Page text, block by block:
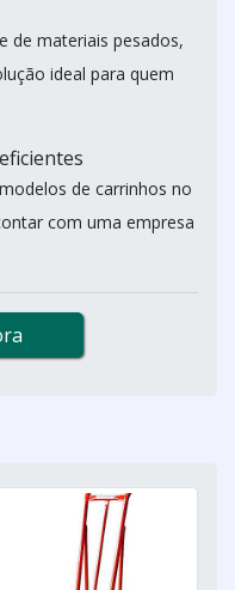
de materiais pesados,
ideal para quem
de carrinhos no
com uma empresa